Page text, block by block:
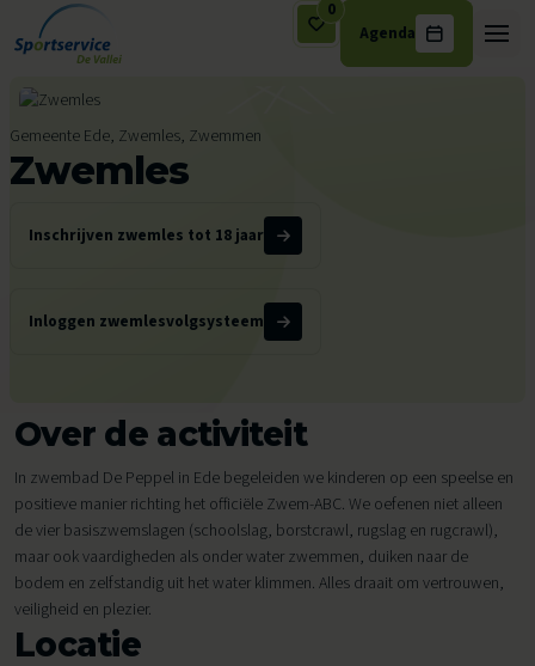
Ga naar de inhoud
0
Agenda
Gemeente Ede, Zwemles, Zwemmen
Zwemles
Inschrijven zwemles tot 18 jaar
Inloggen zwemlesvolgsysteem
Over de activiteit
In zwembad De Peppel in Ede begeleiden we kinderen op een speelse en
positieve manier richting het officiële Zwem-ABC. We oefenen niet alleen
de vier basiszwemslagen (schoolslag, borstcrawl, rugslag en rugcrawl),
maar ook vaardigheden als onder water zwemmen, duiken naar de
bodem en zelfstandig uit het water klimmen. Alles draait om vertrouwen,
veiligheid en plezier.
Locatie